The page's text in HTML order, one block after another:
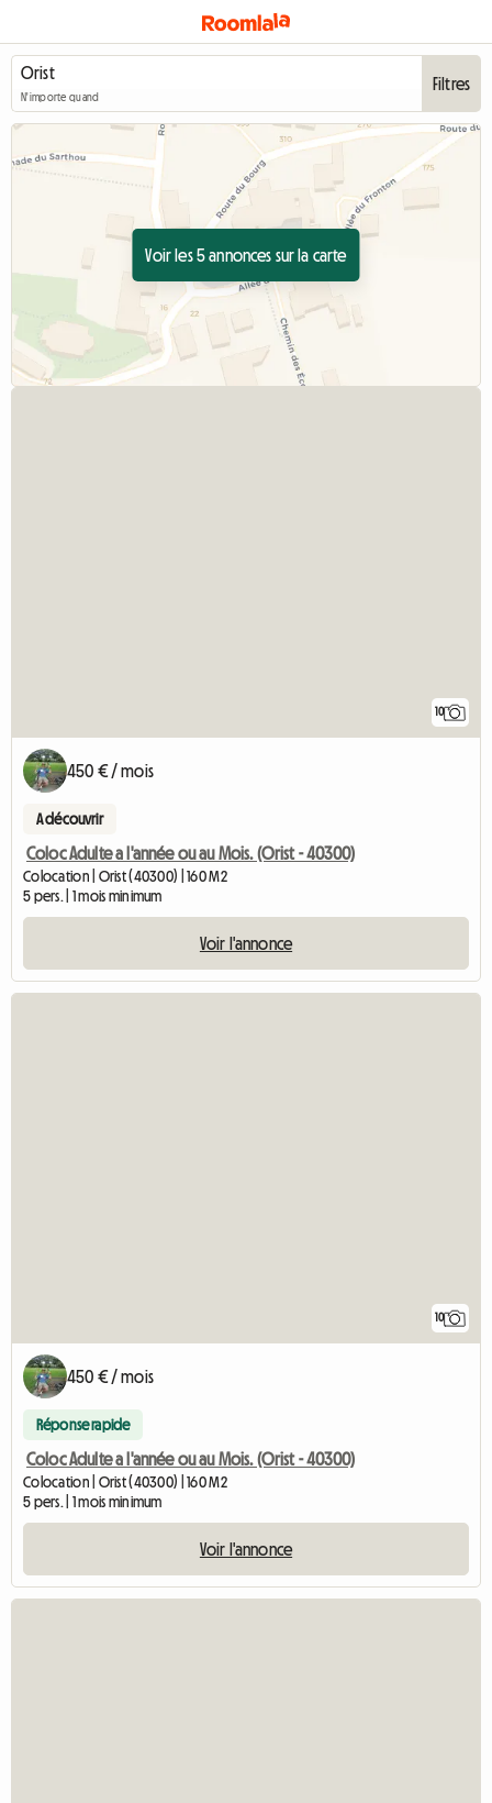
N'importe quand
Filtres
Voir les 5 annonces sur la carte
10
450 € / mois
A découvrir
Coloc Adulte a l'année ou au Mois. (Orist - 40300)
Colocation | Orist (40300) | 160 M2
5 pers. | 1 mois minimum
Voir l'annonce
10
450 € / mois
Réponse rapide
Coloc Adulte a l'année ou au Mois. (Orist - 40300)
Colocation | Orist (40300) | 160 M2
5 pers. | 1 mois minimum
Voir l'annonce